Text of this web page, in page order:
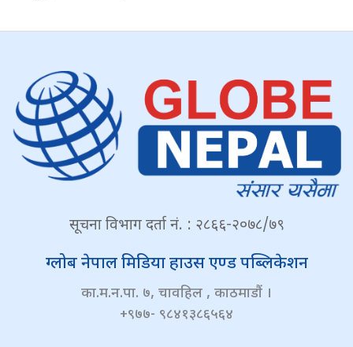
सूचना विभाग दर्ता नं. : २८६६-२०७८/७९
ग्लोब नेपाल मिडिया हाउस एण्ड पब्लिकेशन
का.म.न.पा. ७, चावहिल , काठमाडौं ।
+९७७- ९८४१३८६५६४